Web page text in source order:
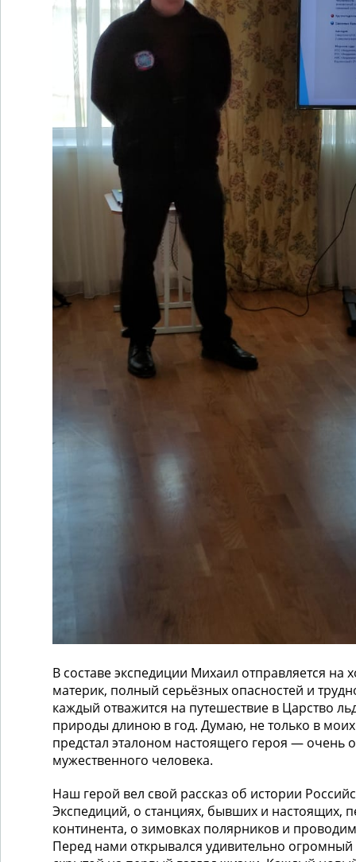
В составе экспедиции Михаил отправляется
материк, полный серьёзных опасностей и
каждый отважится на путешествие в Царство
природы длиною в год. Думаю, не только в
предстал эталоном настоящего героя — очень
мужественного человека.
Наш герой вел свой рассказ об истории
Экспедиций, о станциях, бывших и настоящих,
континента, о зимовках полярников и
Перед нами открывался удивительно